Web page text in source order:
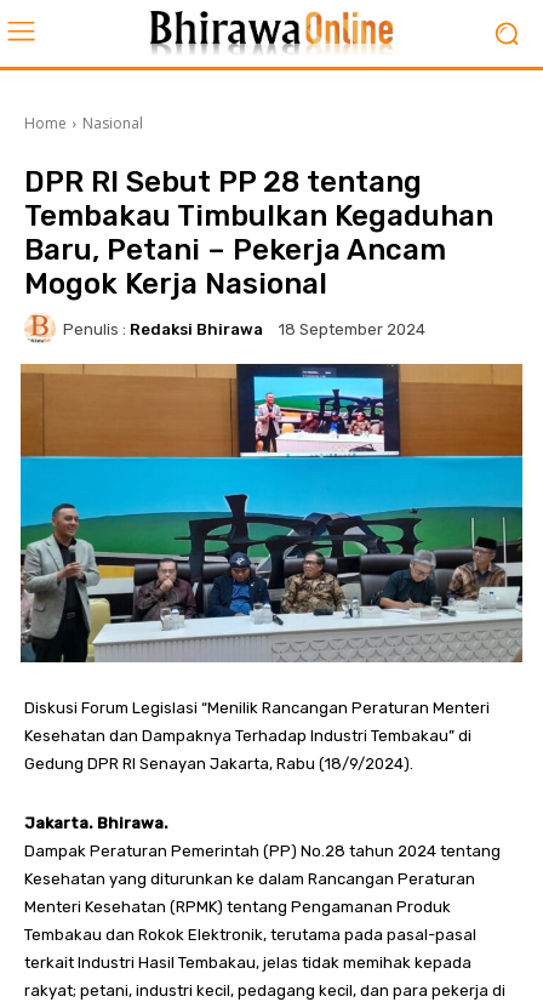
Home Nasional
DPR RI Sebut PP 28 tentang
Tembakau Timbulkan Kegaduhan
Baru, Petani – Pekerja Ancam
Mogok Kerja Nasional
Penulis : Redaksi Bhirawa 18 September 2024
Diskusi Forum Legislasi “Menilik Rancangan Peraturan Menteri
Kesehatan dan Dampaknya Terhadap Industri Tembakau” di
Gedung DPR RI Senayan Jakarta, Rabu (18/9/2024).
Jakarta. Bhirawa.
Dampak Peraturan Pemerintah (PP) No.28 tahun 2024 tentang
Kesehatan yang diturunkan ke dalam Rancangan Peraturan
Menteri Kesehatan (RPMK) tentang Pengamanan Produk
Tembakau dan Rokok Elektronik, terutama pada pasal-pasal
terkait Industri Hasil Tembakau, jelas tidak memihak kepada
rakyat; petani, industri kecil, pedagang kecil, dan para pekerja di